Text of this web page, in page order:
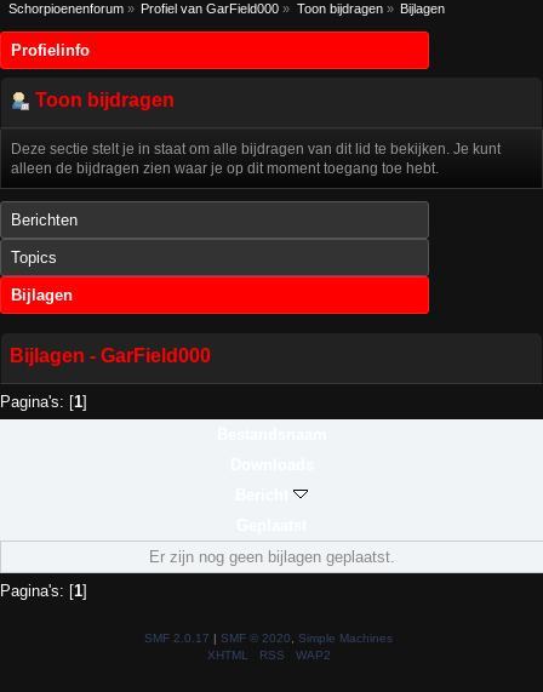
Schorpioenenforum» Profiel van GarField000 » Toon bijdragen» Bijlagen
Profielinfo
Toon bijdragen
Deze sectie stelt je in staat om alle bijdragen van dit lid te bekijken. Je kunt
alleen de bijdragen zien waar je op dit moment toegang toe hebt.
Berichten
Topics
Bijlagen
Bijlagen - GarField000
Pagina's: [1]
Er zijn nog geen bijlagen geplaatst.
Pagina's: [1]
SMF 2.0.17 | SMF © 2020, Simple Machines
XHTML
RSS WAP2